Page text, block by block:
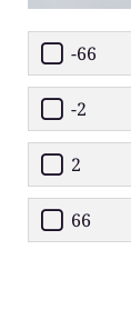
-66
-2
2
66